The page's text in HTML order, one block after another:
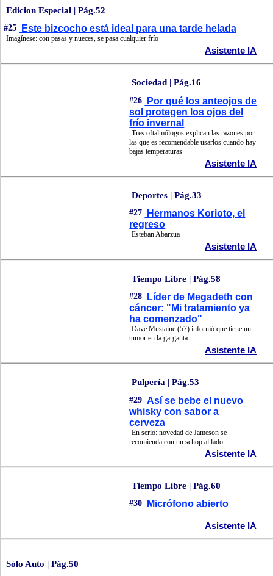
Edicion Especial | Pág.52
#25 Este bizcocho está ideal para una tarde helada
Imagínese: con pasas y nueces, se pasa cualquier frío
Asistente IA
Sociedad | Pág.16
#26
Por qué los anteojos de
sol protegen los ojos del
frío invernal
Tres oftalmólogos explican las razones por
las que es recomendable usarlos cuando hay
bajas temperaturas
Asistente IA
Deportes | Pág.33
#27
Hermanos Korioto, el
regreso
Esteban Abarzua
Asistente IA
Tiempo Libre | Pág.58
#28
Líder de Megadeth con
cáncer: "Mi tratamiento ya
ha comenzado"
Dave Mustaine (57) informó que tiene un
tumor en la garganta
Asistente IA
Pulpería | Pág.53
#29 Así se bebe el nuevo
whisky con sabor a
cerveza
En serio: novedad de Jameson se
recomienda con un schop al lado
Asistente IA
Tiempo Libre | Pág.60
#30 Micrófono abierto
Asistente IA
Sólo Auto | Pág.50